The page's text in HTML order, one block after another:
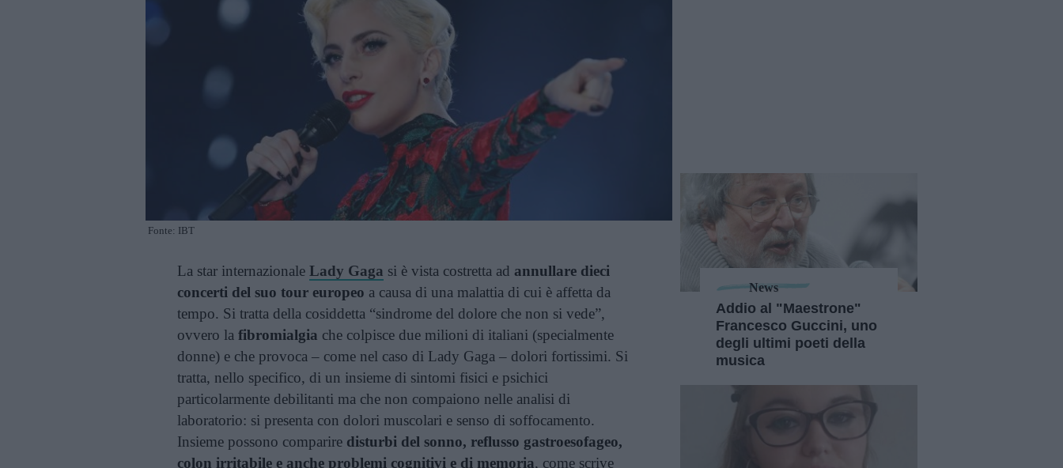
Fonte: IBT
La star internazionale Lady Gaga si è vista costretta ad annullare dieci
concerti del suo tour europeo a causa di una malattia di cui è affetta da
tempo. Si tratta della cosiddetta “sindrome del dolore che non si vede”,
ovvero la fibromialgia che colpisce due milioni di italiani (specialmente
donne) e che provoca – come nel caso di Lady Gaga – dolori fortissimi. Si
tratta, nello specifico, di un insieme di sintomi fisici e psichici
particolarmente debilitanti ma che non compaiono nelle analisi di
laboratorio: si presenta con dolori muscolari e senso di soffocamento.
Insieme possono comparire disturbi del sonno, reflusso gastroesofageo,
colon irritabile e anche problemi cognitivi e di memoria, come scrive
News
Addio al "Maestrone"
Francesco Guccini, uno
degli ultimi poeti della
musica